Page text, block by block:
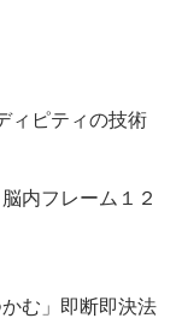
ィピティの技術
内フレーム１２
む」即断即決法